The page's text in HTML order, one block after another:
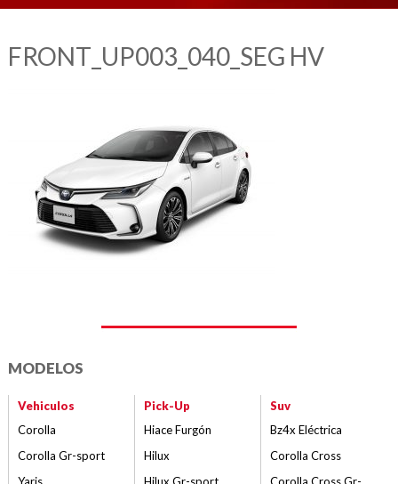
FRONT_UP003_040_SEG HV
MODELOS
Vehiculos
Corolla
Corolla Gr-sport
Pick-Up
Hiace Furgón
Hilux
Suv
Bz4x Eléctrica
Corolla Cross